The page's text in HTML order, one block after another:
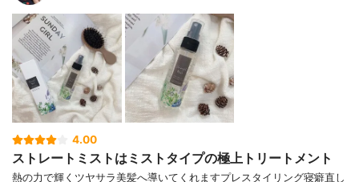
4.00
ストレートミストはミストタイプの極上トリートメント
熱の力で輝くツヤサラ美髪へ導いてくれますプレスタイリング寝癖直し